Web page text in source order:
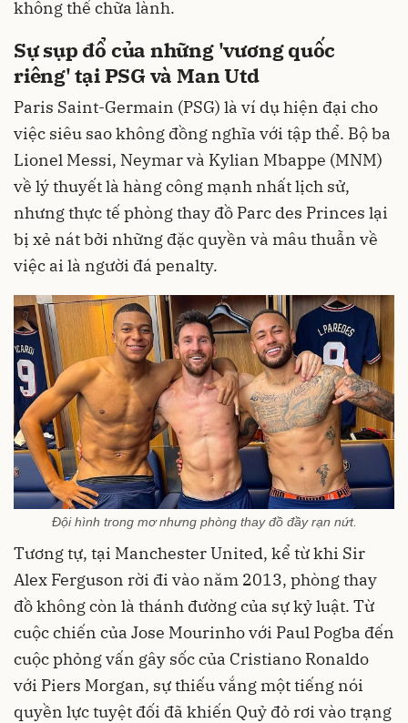
không thể chữa lành.
Sự sụp đổ của những 'vương quốc
riêng' tại PSG và Man Utd
Paris Saint-Germain (PSG) là ví dụ hiện đại cho
việc siêu sao không đồng nghĩa với tập thể. Bộ ba
Lionel Messi, Neymar và Kylian Mbappe (MNM)
về lý thuyết là hàng công mạnh nhất lịch sử,
nhưng thực tế phòng thay đồ Parc des Princes lại
bị xẻ nát bởi những đặc quyền và mâu thuẫn về
việc ai là người đá penalty.
Đội hình trong mơ nhưng phòng thay đồ đầy rạn nứt.
Tương tự, tại Manchester United, kể từ khi Sir
Alex Ferguson rời đi vào năm 2013, phòng thay
đồ không còn là thánh đường của sự kỷ luật. Từ
cuộc chiến của Jose Mourinho với Paul Pogba đến
cuộc phỏng vấn gây sốc của Cristiano Ronaldo
với Piers Morgan, sự thiếu vắng một tiếng nói
quyền lực tuyệt đối đã khiến Quỷ đỏ rơi vào trạng